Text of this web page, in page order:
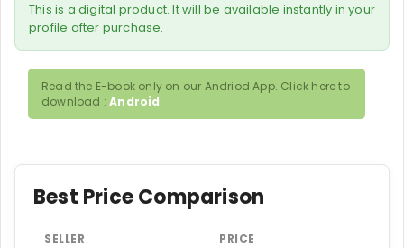
This is a digital product. It will be available instantly in your
profile after purchase.
Read the E-book only on our Andriod App. Click here to
download :Android
Best Price Comparison
SELLER PRICE